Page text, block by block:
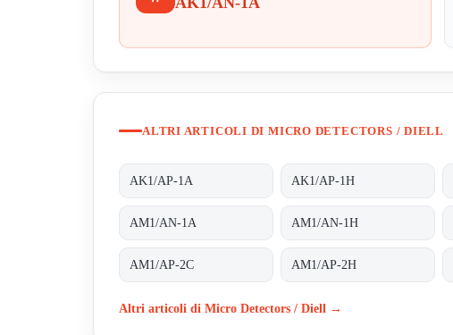
ALTRI ARTICOLI DI MICRO DETECTORS / DIELL
AK1/AP-1A AK1/AP-1H
AM1/AN-1A AM1/AN-1H
AM1/AP-2C AM1/AP-2H
Altri articoli di Micro Detectors / Diell →